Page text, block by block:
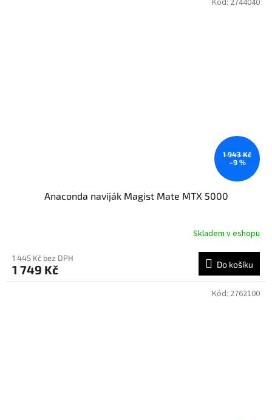
1 943 Kč
–9 %
Anaconda naviják Magist Mate MTX 5000
Skladem v eshopu
1 445 Kč bez DPH
1 749 Kč Do košíku
Kód: 2744040
Kód: 2762100